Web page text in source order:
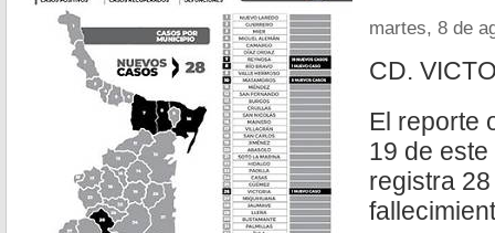
martes, 8 de
CD.
El reporte
19 de
registra